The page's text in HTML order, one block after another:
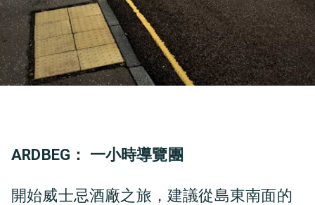
ARDBEG： 一小時導覽團
開始威士忌酒廠之旅，建議從島東南面的